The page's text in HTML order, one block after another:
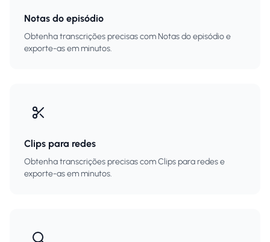
Notas do episódio
Obtenha transcrições precisas com Notas do episódio e
exporte-as em minutos.
Clips para redes
Obtenha transcrições precisas com Clips para redes e
exporte-as em minutos.